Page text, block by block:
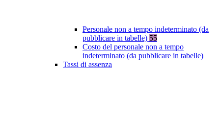
Personale non a tempo indeterminato (da
pubblicare in tabelle) 55
Costo del personale non a tempo
indeterminato (da pubblicare in tabelle)
Tassi di assenza